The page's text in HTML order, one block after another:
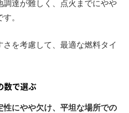
調達が難しく、点火までにやや
。
を考慮して、最適な燃料タイ
数で選ぶ
性にやや欠け、平坦な場所での